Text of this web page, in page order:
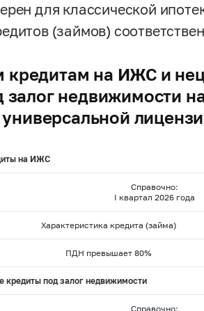
для классической
(займов)
кредитам на ИЖС и
недвижимости
на ИЖС
Справочно:
I квартал 2026 года
Характеристика кредита (займа)
ПДН превышает 80%
кредиты под залог недвижимости
Справочно: